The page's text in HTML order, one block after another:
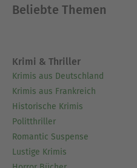
Beliebte Themen
Krimi & Thriller
Krimis aus Deutschland
Krimis aus Frankreich
Historische Krimis
Politthriller
Romantic Suspense
Lustige Krimis